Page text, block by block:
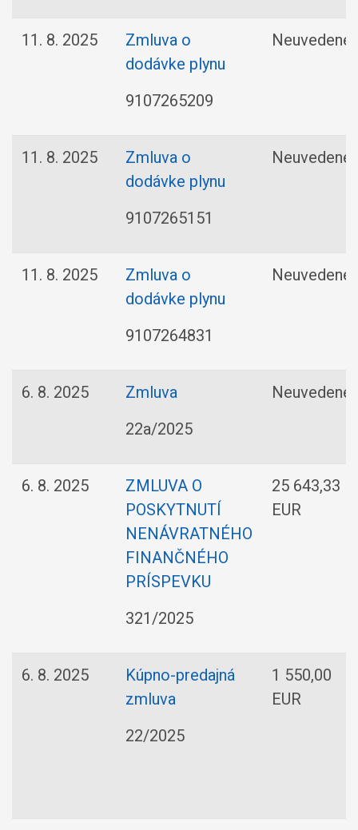
11. 8. 2025
Zmluva o
dodávke plynu
9107265209
Neuvedené
11. 8. 2025
Zmluva o
dodávke plynu
9107265151
Neuvedené
11. 8. 2025
Zmluva o
dodávke plynu
9107264831
Neuvedené
6. 8. 2025
Zmluva
22a/2025
Neuvedené
6. 8. 2025
ZMLUVA O
POSKYTNUTÍ
NENÁVRATNÉHO
FINANČNÉHO
PRÍSPEVKU
321/2025
25 643,33
EUR
6. 8. 2025
Kúpno-predajná
zmluva
22/2025
1 550,00
EUR